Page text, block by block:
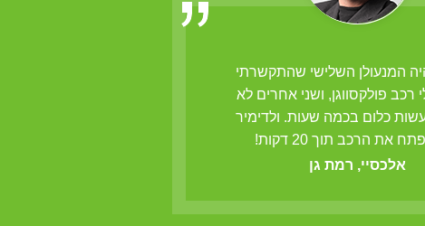
המנעולן השלישי שהתקשרתי
רכב פולקסווגן, ושני אחרים לא
כלום בכמה שעות. ולדימיר
את הרכב תוך 20 דקות!
אלכסיי, רמת גן